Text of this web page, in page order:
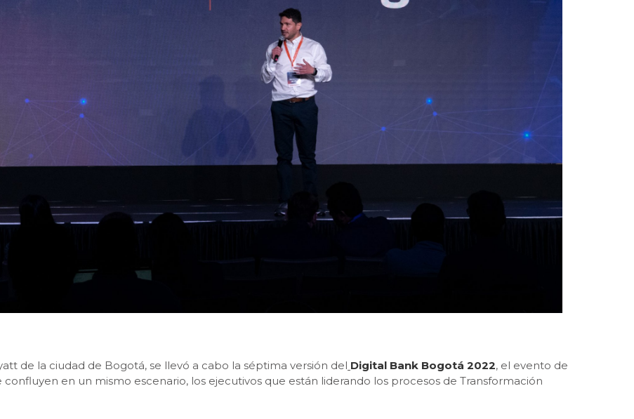
de la ciudad de Bogotá, se llevó a cabo la séptima versión del Digital Bank Bogotá 2022, el evento de
en un mismo escenario, los ejecutivos que están liderando los procesos de Transformación